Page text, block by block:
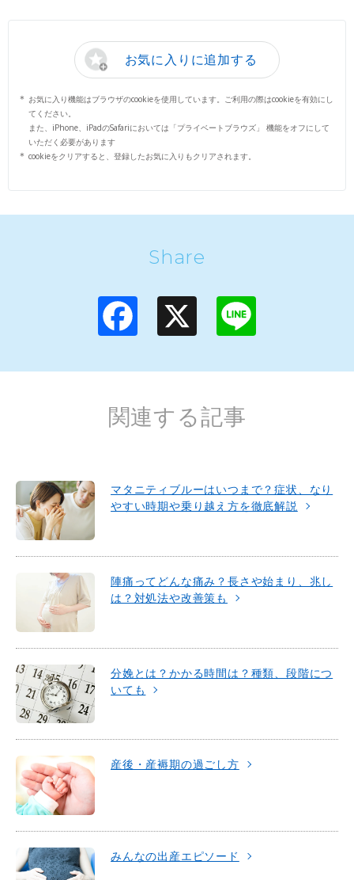
お気に入りに追加する
お気に入り機能はブラウザのcookieを使用しています。ご利用の際はcookieを有効にし
てください。
また、iPhone、iPadのSafariにおいては「プライベートブラウズ」 機能をオフにして
いただく必要があります
cookieをクリアすると、登録したお気に入りもクリアされます。
Share
L
e
関連する記事
マタニティブルーはいつまで？症状、なり
やすい時期や乗り越え方を徹底解説
陣痛ってどんな痛み？長さや始まり、兆し
は？対処法や改善策も
分娩とは？かかる時間は？種類、段階につ
いても
産後・産褥期の過ごし方
みんなの出産エピソード